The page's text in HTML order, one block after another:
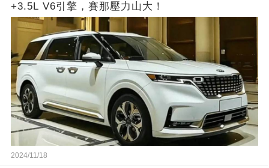
+3.5L V6引擎，賽那壓力山大！
2024/11/18